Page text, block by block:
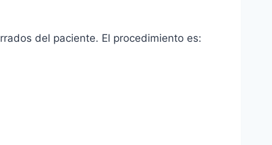
del paciente. El procedimiento es: